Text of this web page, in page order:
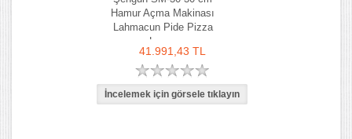
Hamur Açma Makinası
Lahmacun Pide Pizza
Lavaş
41.991,43 TL